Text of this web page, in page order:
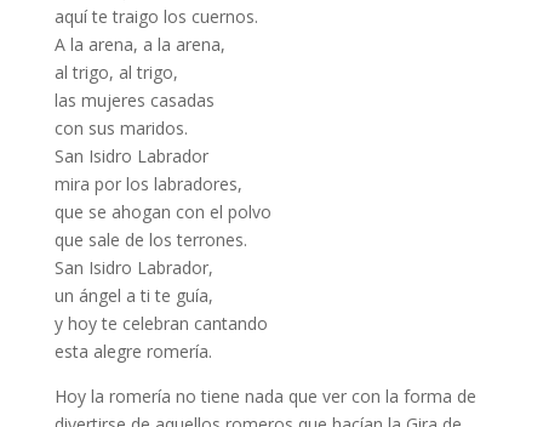
aquí te traigo los cuernos.
A la arena, a la arena,
al trigo, al trigo,
las mujeres casadas
con sus maridos.
San Isidro Labrador
mira por los labradores,
que se ahogan con el polvo
que sale de los terrones.
San Isidro Labrador,
un ángel a ti te guía,
y hoy te celebran cantando
esta alegre romería.
Hoy la romería no tiene nada que ver con la forma de